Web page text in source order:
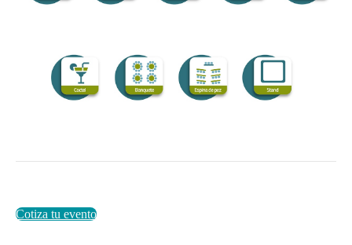
Cotiza tu evento